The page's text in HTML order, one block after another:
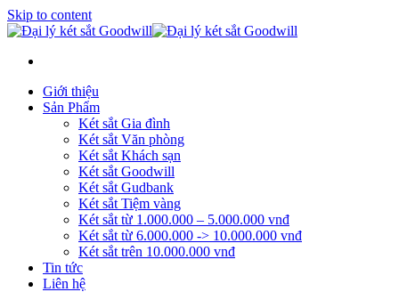
Skip to content
Giới thiệu
Sản Phẩm
Két sắt Gia đình
Két sắt Văn phòng
Két sắt Khách sạn
Két sắt Goodwill
Két sắt Gudbank
Két sắt Tiệm vàng
Két sắt từ 1.000.000 – 5.000.000 vnđ
Két sắt từ 6.000.000 -> 10.000.000 vnđ
Két sắt trên 10.000.000 vnđ
Tin tức
Liên hệ